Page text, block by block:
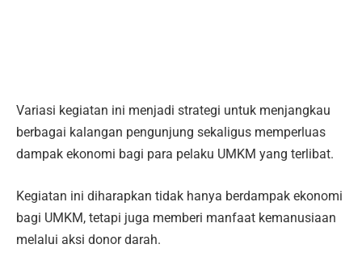
Variasi kegiatan ini menjadi strategi untuk menjangkau
berbagai kalangan pengunjung sekaligus memperluas
dampak ekonomi bagi para pelaku UMKM yang terlibat.
Kegiatan ini diharapkan tidak hanya berdampak ekonomi
bagi UMKM, tetapi juga memberi manfaat kemanusiaan
melalui aksi donor darah.